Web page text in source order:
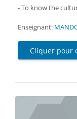
- To know the
Enseignant:
Cliquer pour